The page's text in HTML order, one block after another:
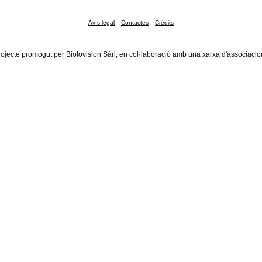
Avís legal Contactes Crèdits
promogut per Biolovision Sàrl, en col·laboració amb una xarxa